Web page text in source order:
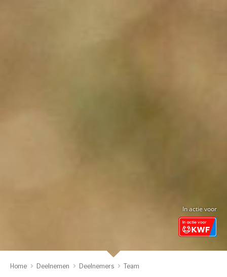
In actie voor
Home Deelnemen Deelnemers Team